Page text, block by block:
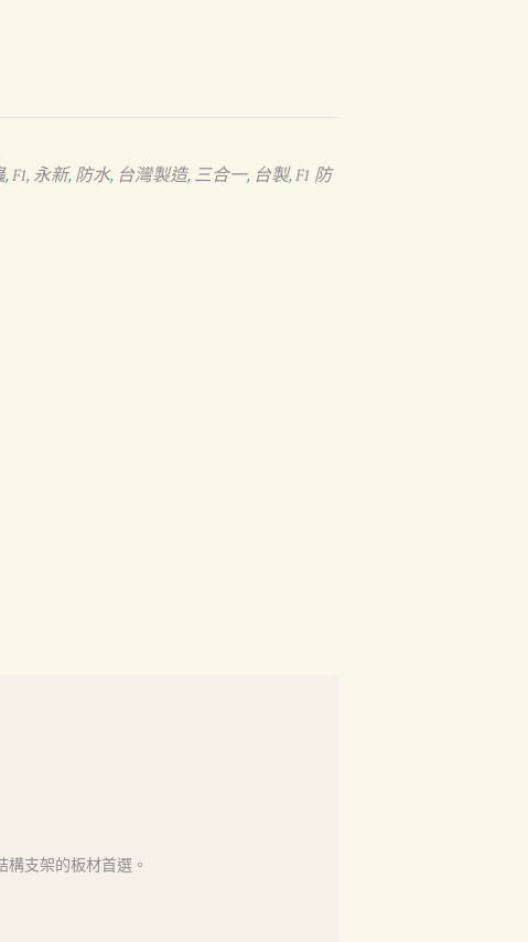
,F1, 永新, 防水, 台灣製造, 三合一, 台製,F1 防
支架的板材首選。